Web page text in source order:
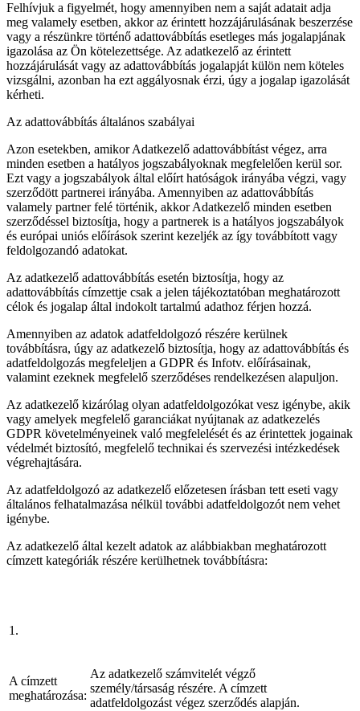
Felhívjuk a figyelmét, hogy amennyiben nem a saját adatait adja
meg valamely esetben, akkor az érintett hozzájárulásának beszerzése
vagy a részünkre történő adattovábbítás esetleges más jogalapjának
igazolása az Ön kötelezettsége. Az adatkezelő az érintett
hozzájárulását vagy az adattovábbítás jogalapját külön nem köteles
vizsgálni, azonban ha ezt aggályosnak érzi, úgy a jogalap igazolását
kérheti.
Az adattovábbítás általános szabályai
Azon esetekben, amikor Adatkezelő adattovábbítást végez, arra
minden esetben a hatályos jogszabályoknak megfelelően kerül sor.
Ezt vagy a jogszabályok által előírt hatóságok irányába végzi, vagy
szerződött partnerei irányába. Amennyiben az adattovábbítás
valamely partner felé történik, akkor Adatkezelő minden esetben
szerződéssel biztosítja, hogy a partnerek is a hatályos jogszabályok
és európai uniós előírások szerint kezeljék az így továbbított vagy
feldolgozandó adatokat.
Az adatkezelő adattovábbítás esetén biztosítja, hogy az
adattovábbítás címzettje csak a jelen tájékoztatóban meghatározott
célok és jogalap által indokolt tartalmú adathoz férjen hozzá.
Amennyiben az adatok adatfeldolgozó részére kerülnek
továbbításra, úgy az adatkezelő biztosítja, hogy az adattovábbítás és
adatfeldolgozás megfeleljen a GDPR és Infotv. előírásainak,
valamint ezeknek megfelelő szerződéses rendelkezésen alapuljon.
Az adatkezelő kizárólag olyan adatfeldolgozókat vesz igénybe, akik
vagy amelyek megfelelő garanciákat nyújtanak az adatkezelés
GDPR követelményeinek való megfelelését és az érintettek jogainak
védelmét biztosító, megfelelő technikai és szervezési intézkedések
végrehajtására.
Az adatfeldolgozó az adatkezelő előzetesen írásban tett eseti vagy
általános felhatalmazása nélkül további adatfeldolgozót nem vehet
igénybe.
Az adatkezelő által kezelt adatok az alábbiakban meghatározott
címzett kategóriák részére kerülhetnek továbbításra:
1.
A címzett
meghatározása:
Az adatkezelő számvitelét végző
személy/társaság részére. A címzett
adatfeldolgozást végez szerződés alapján.